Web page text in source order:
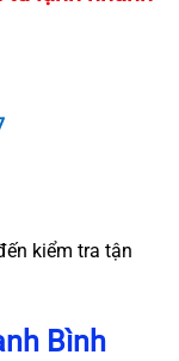
kiểm tra tận
Bình